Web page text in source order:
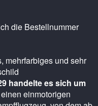
die Bestellnummer
mehrfarbiges und sehr
handelte es sich um
einmotorigen